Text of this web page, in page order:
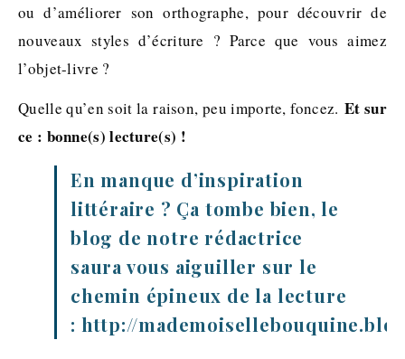
ou d’améliorer son orthographe, pour découvrir de
nouveaux styles d’écriture ? Parce que vous aimez
l’objet-livre ?
Quelle qu’en soit la raison, peu importe, foncez. Et sur
ce : bonne(s) lecture(s) !
En manque d’inspiration
littéraire ? Ça tombe bien, le
blog de notre rédactrice
saura vous aiguiller sur le
chemin épineux de la lecture
: http://